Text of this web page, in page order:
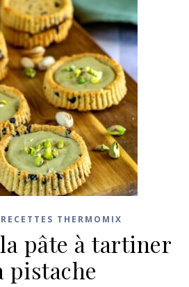
RECETTES THERMOMIX
pâte à tartiner
pistache